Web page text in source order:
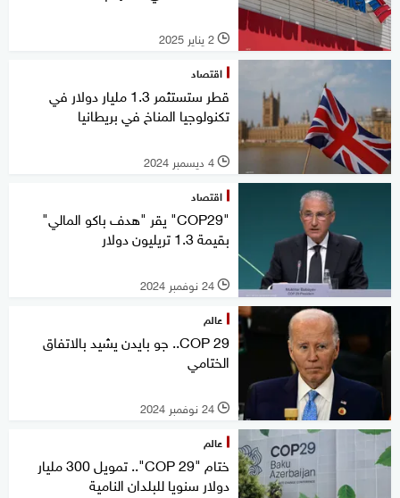
l 2 يناير 2025
اقتصاد
قطر ستستثمر 1.3 مليار دولار في
تكنولوجيا المناخ في بريطانيا
l 4 ديسمبر 2024
اقتصاد
‏"COP29" يقر "هدف باكو المالي"
بقيمة 1.3 تريليون دولار
l 24 نوفمبر 2024
عالم
COP 29.. جو بايدن يشيد بالاتفاق
الختامي
l 24 نوفمبر 2024
عالم
ختام "COP 29".. تمويل 300 مليار
دولار سنويا للبلدان النامية